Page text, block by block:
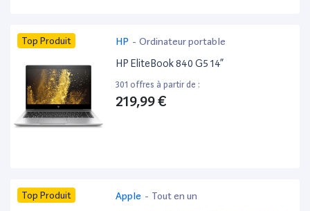
Top Produit HP - Ordinateur portable
HP EliteBook 840 G5 14”
301 offres à partir de :
219,99 €
Top Produit Apple - Tout en un